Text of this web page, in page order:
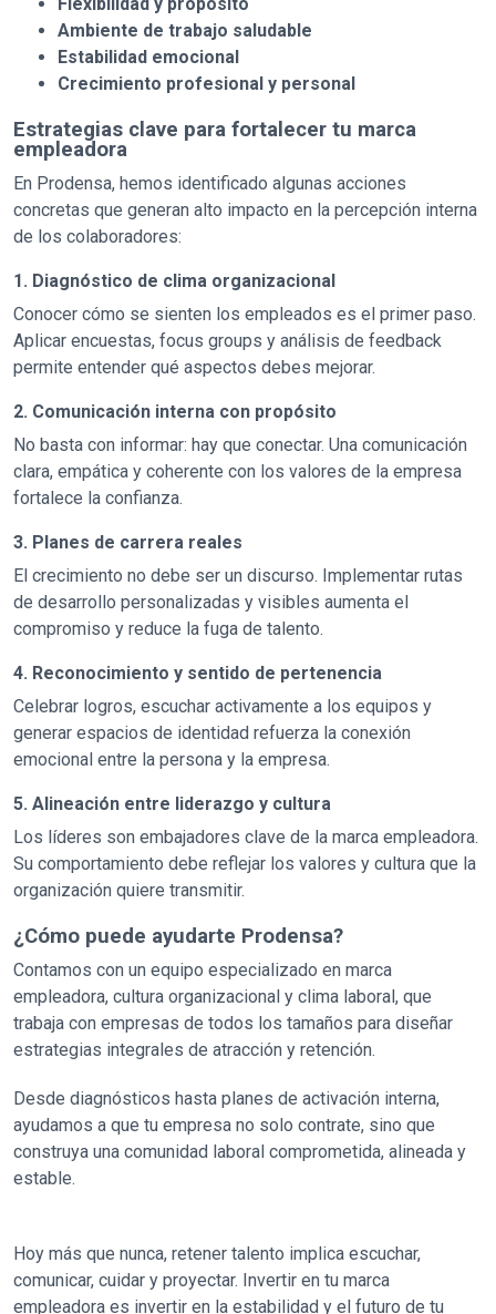
Ambiente de trabajo saludable
Estabilidad emocional
Crecimiento profesional y personal
Estrategias clave para fortalecer tu marca
empleadora
En Prodensa, hemos identificado algunas acciones
concretas que generan alto impacto en la percepción interna
de los colaboradores:
1. Diagnóstico de clima organizacional
Conocer cómo se sienten los empleados es el primer paso.
Aplicar encuestas, focus groups y análisis de feedback
permite entender qué aspectos debes mejorar.
2. Comunicación interna con propósito
No basta con informar: hay que conectar. Una comunicación
clara, empática y coherente con los valores de la empresa
fortalece la confianza.
3. Planes de carrera reales
El crecimiento no debe ser un discurso. Implementar rutas
de desarrollo personalizadas y visibles aumenta el
compromiso y reduce la fuga de talento.
4. Reconocimiento y sentido de pertenencia
Celebrar logros, escuchar activamente a los equipos y
generar espacios de identidad refuerza la conexión
emocional entre la persona y la empresa.
5. Alineación entre liderazgo y cultura
Los líderes son embajadores clave de la marca empleadora.
Su comportamiento debe reflejar los valores y cultura que la
organización quiere transmitir.
¿Cómo puede ayudarte Prodensa?
Contamos con un equipo especializado en marca
empleadora, cultura organizacional y clima laboral, que
trabaja con empresas de todos los tamaños para diseñar
estrategias integrales de atracción y retención.
Desde diagnósticos hasta planes de activación interna,
ayudamos a que tu empresa no solo contrate, sino que
construya una comunidad laboral comprometida, alineada y
estable.
Hoy más que nunca, retener talento implica escuchar,
comunicar, cuidar y proyectar. Invertir en tu marca
empleadora es invertir en la estabilidad y el futuro de tu